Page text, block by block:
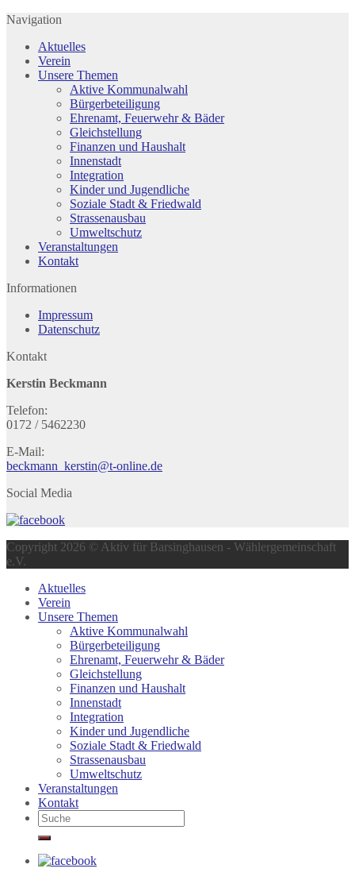
Navigation
Aktuelles
Verein
Unsere Themen
Aktive Kommunalwahl
Bürgerbeteiligung
Ehrenamt, Feuerwehr & Bäder
Gleichstellung
Finanzen und Haushalt
Innenstadt
Integration
Kinder und Jugendliche
Soziale Stadt & Friedwald
Strassenausbau
Umweltschutz
Veranstaltungen
Kontakt
Informationen
Impressum
Datenschutz
Kontakt
Kerstin Beckmann
Telefon:
0172 / 5462230
E-Mail:
beckmann_kerstin@t-online.de
Social Media
Copyright 2026 © Aktiv für Barsinghausen - Wählergemeinschaft
e.V.
Aktuelles
Verein
Unsere Themen
Aktive Kommunalwahl
Bürgerbeteiligung
Ehrenamt, Feuerwehr & Bäder
Gleichstellung
Finanzen und Haushalt
Innenstadt
Integration
Kinder und Jugendliche
Soziale Stadt & Friedwald
Strassenausbau
Umweltschutz
Veranstaltungen
Kontakt